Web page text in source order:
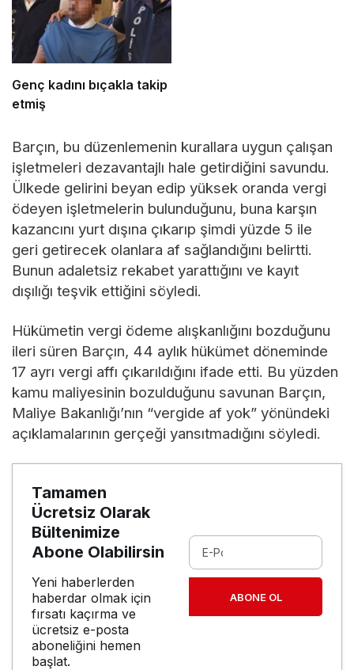
Genç kadını bıçakla takip
etmiş
Barçın, bu düzenlemenin kurallara uygun çalışan
işletmeleri dezavantajlı hale getirdiğini savundu.
Ülkede gelirini beyan edip yüksek oranda vergi
ödeyen işletmelerin bulunduğunu, buna karşın
kazancını yurt dışına çıkarıp şimdi yüzde 5 ile
geri getirecek olanlara af sağlandığını belirtti.
Bunun adaletsiz rekabet yarattığını ve kayıt
dışılığı teşvik ettiğini söyledi.
Hükümetin vergi ödeme alışkanlığını bozduğunu
ileri süren Barçın, 44 aylık hükümet döneminde
17 ayrı vergi affı çıkarıldığını ifade etti. Bu yüzden
kamu maliyesinin bozulduğunu savunan Barçın,
Maliye Bakanlığı’nın “vergide af yok” yönündeki
açıklamalarının gerçeği yansıtmadığını söyledi.
Tamamen
Ücretsiz Olarak
Bültenimize
Abone Olabilirsin
Yeni haberlerden
haberdar olmak için
fırsatı kaçırma ve
ücretsiz e-posta
aboneliğini hemen
başlat.
ABONE OL